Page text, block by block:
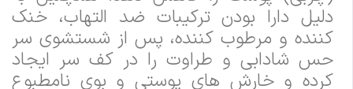
دلیل دارا بودن ترکیبات ضد التهاب، خنک
کننده و مرطوب کننده، پس از شستشوی سر
حس شادابی و طراوت را در کف سر ایجاد
کرده و خارش های پوستی و بوی نامطبوع